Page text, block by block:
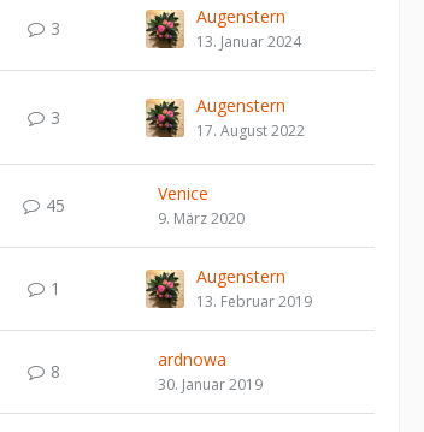
3
Augenstern
13. Januar 2024
3
Augenstern
17. August 2022
45
Venice
9. März 2020
1
Augenstern
13. Februar 2019
8
ardnowa
30. Januar 2019